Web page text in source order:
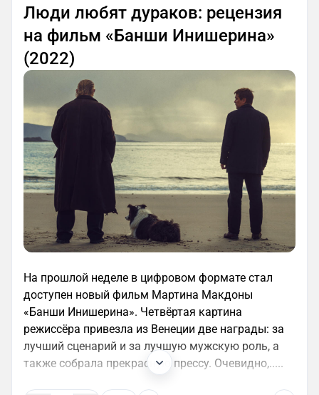
Люди любят дураков: рецензия
на фильм «Банши Инишерина»
(2022)
На прошлой неделе в цифровом формате стал
доступен новый фильм Мартина Макдоны
«Банши Инишерина». Четвёртая картина
режиссёра привезла из Венеции две награды: за
лучший сценарий и за лучшую мужскую роль, а
также собрала прекрасную прессу. Очевидно,.....